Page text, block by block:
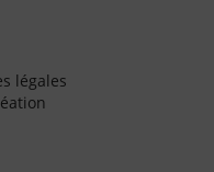
légales